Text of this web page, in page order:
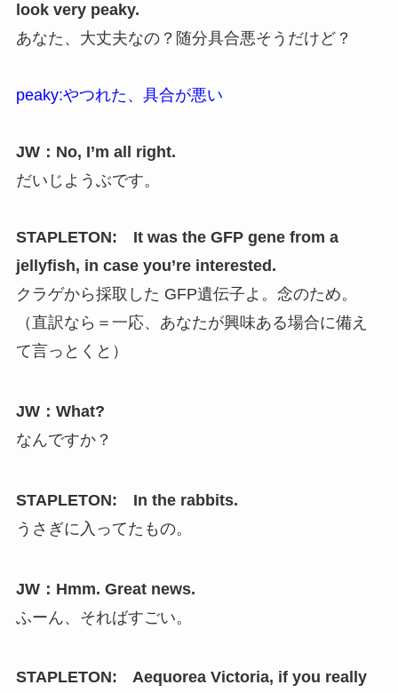
look very peaky.
あなた、大丈夫なの？随分具合悪そうだけど？
peaky:やつれた、具合が悪い
JW：No, I’m all right.
だいじようぶです。
STAPLETON: It was the GFP gene from a
jellyfish, in case you’re interested.
クラゲから採取した GFP遺伝子よ。念のため。
（直訳なら＝一応、あなたが興味ある場合に備え
て言っとくと）
JW：What?
なんですか？
STAPLETON: In the rabbits.
うさぎに入ってたもの。
JW：Hmm. Great news.
ふーん、そればすごい。
STAPLETON: Aequorea Victoria, if you really